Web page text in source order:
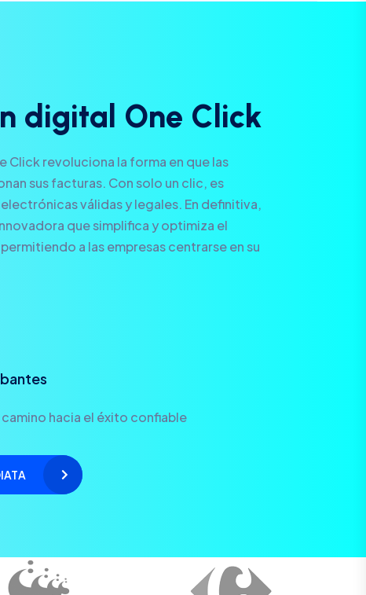
n d igita One C ick
Click revoluciona la forma en que las
sus facturas. Con solo un clic, es
válidas y legales. En definitiva,
que simplifica y optimiza el
a las empresas centrarse en su
hacia el éxito confiable